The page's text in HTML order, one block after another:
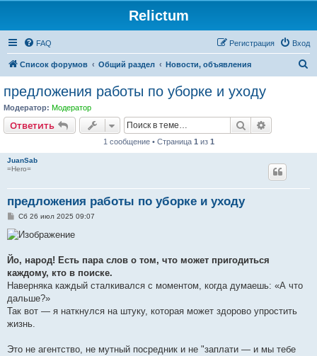
Relictum
FAQ Вход
Регистрация
Список форумов Общий раздел Новости, объявления
предложения работы по уборке и уходу
Модератор: Модератор
Ответить Поиск
1 сообщение • Страница 1 из 1
JuanSab
=Hero=
предложения работы по уборке и уходу
С
о
б
е
и
е
Сб 26 июл 2025 09:07
Йо, народ! Есть пара слов о том, что может пригодиться
каждому, кто в поиске.
Наверняка каждый сталкивался с моментом, когда думаешь: «А что
дальше?»
Так вот — я наткнулся на штуку, которая может здорово упростить
жизнь.
Это не агентство, не мутный посредник и не "заплати — и мы тебе